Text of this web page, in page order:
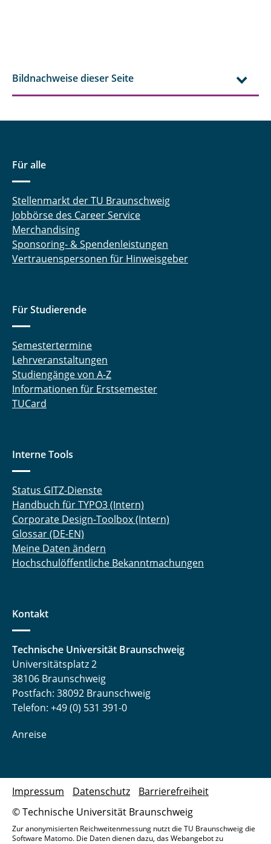
Bildnachweise dieser Seite
Für alle
Stellenmarkt der TU Braunschweig
Jobbörse des Career Service
Merchandising
Sponsoring- & Spendenleistungen
Vertrauenspersonen für Hinweisgeber
Für Studierende
Semestertermine
Lehrveranstaltungen
Studiengänge von A-Z
Informationen für Erstsemester
TUCard
Interne Tools
Status GITZ-Dienste
Handbuch für TYPO3 (Intern)
Corporate Design-Toolbox (Intern)
Glossar (DE-EN)
Meine Daten ändern
Hochschulöffentliche Bekanntmachungen
Kontakt
Technische Universität Braunschweig
Universitätsplatz 2
38106 Braunschweig
Postfach: 38092 Braunschweig
Telefon: +49 (0) 531 391-0
Anreise
© Technische Universität Braunschweig
Impressum Datenschutz Barrierefreiheit
Zur anonymisierten Reichweitenmessung nutzt die TU Braunschweig die
Software Matomo. Die Daten dienen dazu, das Webangebot zu